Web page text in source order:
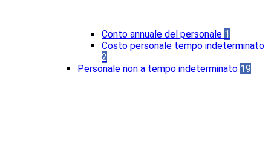
Conto annuale del personale 1
Costo personale tempo indeterminato
2
Personale non a tempo indeterminato 19